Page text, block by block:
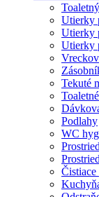
Utierky
Utierky
Utierky
Tekuté
Podlahy
WC
Čistiace